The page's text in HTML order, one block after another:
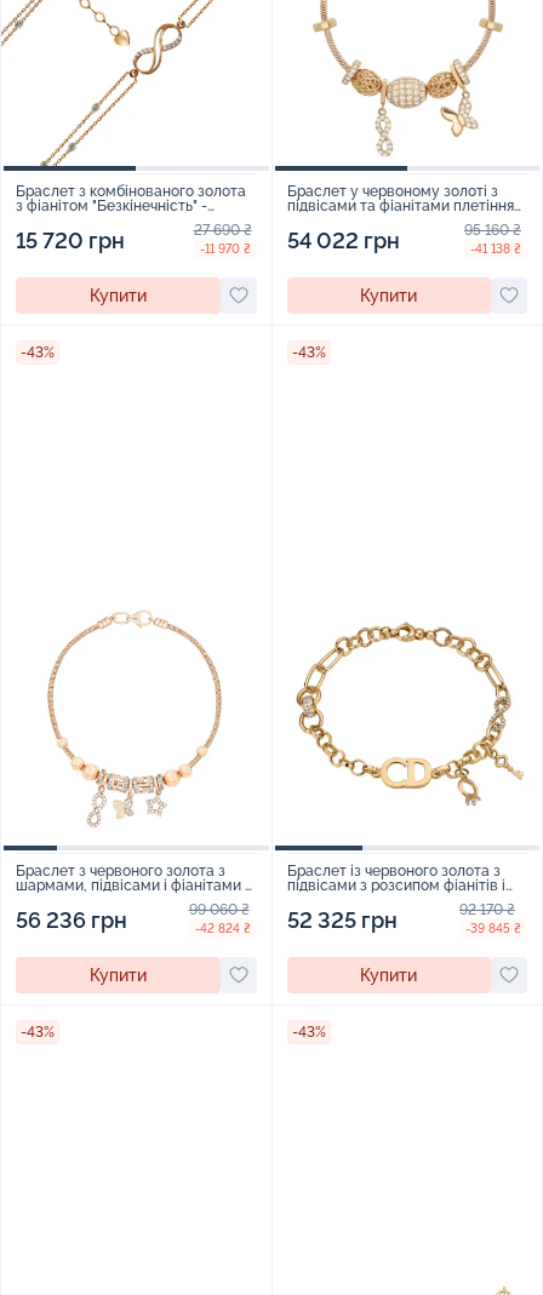
Браслет з комбінованого золота
з фіанітом "Безкінечність" -
15 720 грн 27 690 ₴
-11 970 ₴
Купити
Браслет у червоному золоті з
підвісами та фіанітами плетіння
54 022 грн 95 160 ₴
-41 138 ₴
Купити
-43%
Браслет з червоного золота з
шармами, підвісами і фіанітами -
56 236 грн 99 060 ₴
-42 824 ₴
Купити
-43%
Браслет із червоного золота з
підвісами з розсипом фіанітів і
плетінням якір та шопард -
1856608
52 325 грн 92 170 ₴
-39 845 ₴
Купити
-43% -43%